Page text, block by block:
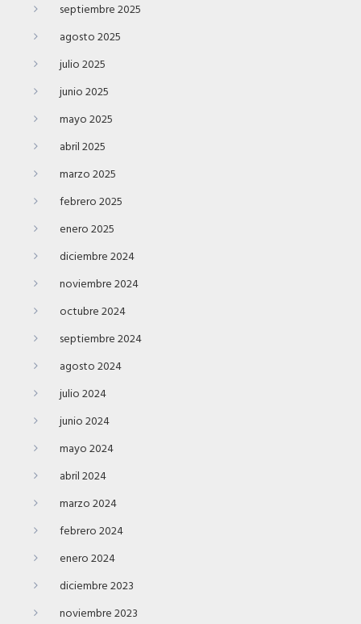
septiembre 2025
agosto 2025
julio 2025
junio 2025
mayo 2025
abril 2025
marzo 2025
febrero 2025
enero 2025
diciembre 2024
noviembre 2024
octubre 2024
septiembre 2024
agosto 2024
julio 2024
junio 2024
mayo 2024
abril 2024
marzo 2024
febrero 2024
enero 2024
diciembre 2023
noviembre 2023